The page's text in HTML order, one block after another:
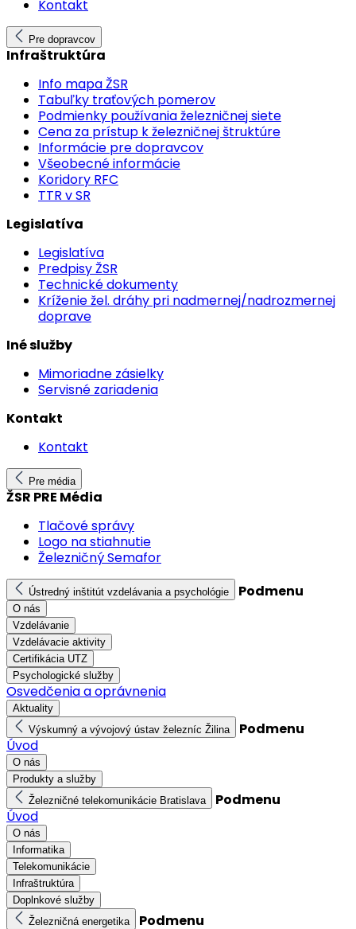
Kontakt
Pre dopravcov
Infraštruktúra
Info mapa ŽSR
Tabuľky traťových pomerov
Podmienky používania železničnej siete
Cena za prístup k železničnej štruktúre
Informácie pre dopravcov
Všeobecné informácie
Koridory RFC
TTR v SR
Legislatíva
Legislatíva
Predpisy ŽSR
Technické dokumenty
Kríženie žel. dráhy pri nadmernej/nadrozmernej
doprave
Iné služby
Mimoriadne zásielky
Servisné zariadenia
Kontakt
Kontakt
Pre média
ŽSR PRE Média
Tlačové správy
Logo na stiahnutie
Železničný Semafor
Ústredný inštitút vzdelávania a psychológie Podmenu
O nás
Vzdelávanie
Vzdelávacie aktivity
Certifikácia UTZ
Psychologické služby
Osvedčenia a oprávnenia
Aktuality
Výskumný a vývojový ústav železníc Žilina
Podmenu
Úvod
O nás
Produkty a služby
Železničné telekomunikácie Bratislava
Podmenu
Úvod
O nás
Informatika
Telekomunikácie
Infraštruktúra
Doplnkové služby
Železničná energetika
Podmenu